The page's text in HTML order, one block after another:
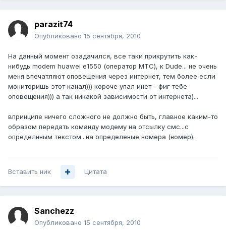
parazit74
Опубликовано 15 сентября, 2010
На данный момент озадачился, все таки прикрутить как-
нибудь modem huawei e1550 (оператор МТС), к Dude... не очень
меня впечатляют оповещения через интернет, тем более если
мониторишь этот канал))) короче упал инет - фиг тебе
оповещения))) а так никакой зависимости от интернета)...
впринципе ничего сложного не должно быть, главное каким-то
образом передать команду модему на отсылку смс...с
определнным текстом...на определеные номера (номер).
Вставить ник Цитата
Sanchezz
Опубликовано 15 сентября, 2010